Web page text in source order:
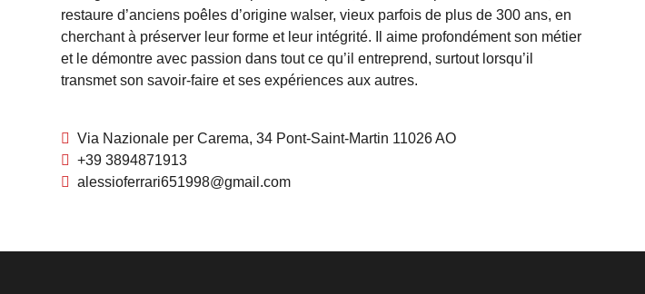
restaure d’anciens poêles d’origine walser, vieux parfois de plus de 300 ans, en
cherchant à préserver leur forme et leur intégrité. Il aime profondément son métier
et le démontre avec passion dans tout ce qu’il entreprend, surtout lorsqu’il
transmet son savoir-faire et ses expériences aux autres.
Via Nazionale per Carema, 34 Pont-Saint-Martin 11026 AO
+39 3894871913
alessioferrari651998@gmail.com